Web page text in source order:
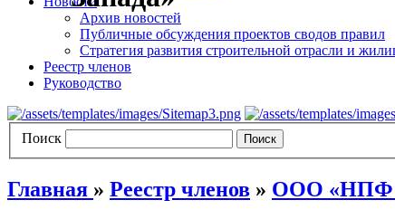
Архив новостей
Публичные обсуждения проектов сводов правил
Стратегия развития строительной отрасли и
Реестр членов
Руководство
Поиск
Главная » Реестр членов » ООО «НПФ